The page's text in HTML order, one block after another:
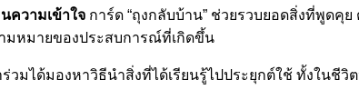
ความเข้าใจ การ์ด “ถุงกลับบ้าน” ช่วยรวบยอดสิ่งที่พูดคุ
มหมายของประสบการณ์ที่เกิดขึ้น
ร่วมได้มองหาวิธีนำสิ่งที่ได้เรียนรู้ไปประยุกต์ใช้ ทั้งในชี